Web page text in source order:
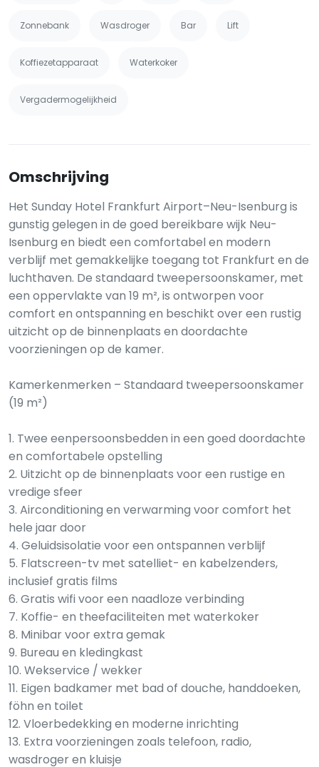
Zonnebank Wasdroger Bar Lift
Koffiezetapparaat Waterkoker
Vergadermogelijkheid
Omschrijving
Het Sunday Hotel Frankfurt Airport–Neu-Isenburg is
gunstig gelegen in de goed bereikbare wijk Neu-
Isenburg en biedt een comfortabel en modern
verblijf met gemakkelijke toegang tot Frankfurt en de
luchthaven. De standaard tweepersoonskamer, met
een oppervlakte van 19 m², is ontworpen voor
comfort en ontspanning en beschikt over een rustig
uitzicht op de binnenplaats en doordachte
voorzieningen op de kamer.
Kamerkenmerken – Standaard tweepersoonskamer
(19 m²)
1. Twee eenpersoonsbedden in een goed doordachte
en comfortabele opstelling
2. Uitzicht op de binnenplaats voor een rustige en
vredige sfeer
3. Airconditioning en verwarming voor comfort het
hele jaar door
4. Geluidsisolatie voor een ontspannen verblijf
5. Flatscreen-tv met satelliet- en kabelzenders,
inclusief gratis films
6. Gratis wifi voor een naadloze verbinding
7. Koffie- en theefaciliteiten met waterkoker
8. Minibar voor extra gemak
9. Bureau en kledingkast
10. Wekservice / wekker
11. Eigen badkamer met bad of douche, handdoeken,
föhn en toilet
12. Vloerbedekking en moderne inrichting
13. Extra voorzieningen zoals telefoon, radio,
wasdroger en kluisje